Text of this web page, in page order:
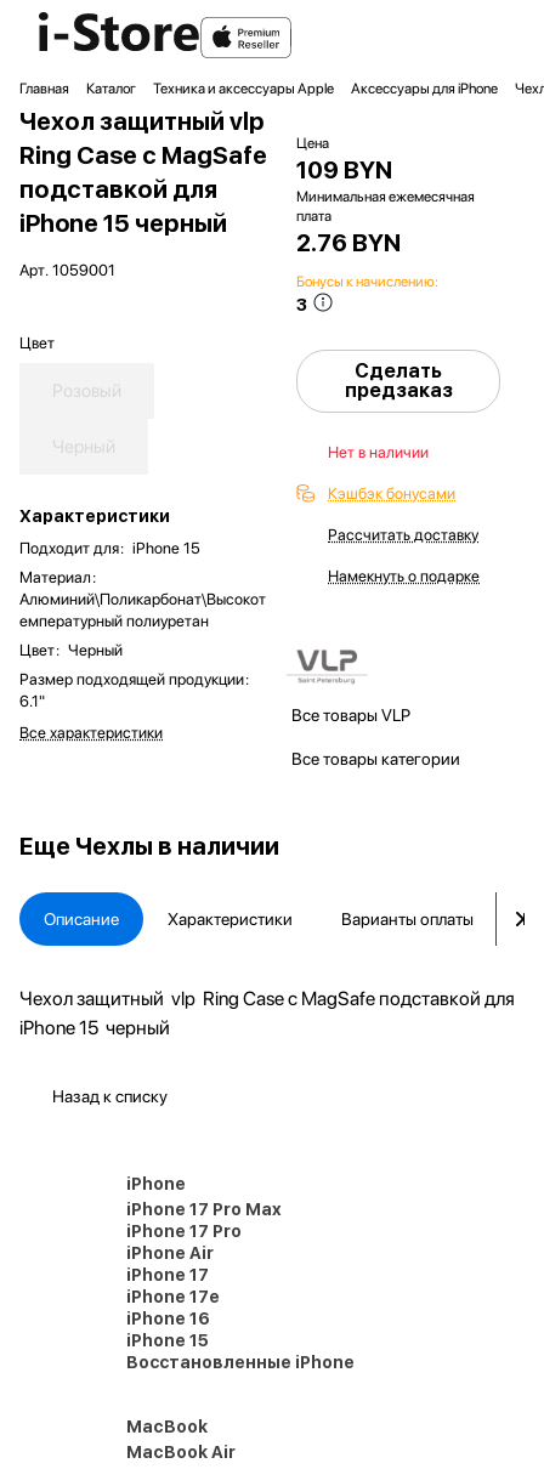
Главная Каталог Техника и аксессуары Apple Аксессуары для iPhone
Чехол защитный vlp
Ring Case с MagSafe
подставкой для
iPhone 15 черный
Арт. 1059001
Цвет
Розовый
Черный
Характеристики
Подходит для: iPhone 15
Материал :
Алюминий\Поликарбонат\Высокот
емпературный полиуретан
Цвет: Черный
Размер подходящей продукции:
6.1"
Все характеристики
Цена
109 BYN
Минимальная ежемесячная
плата
2.76 BYN
Бонусы к начислению:
3
Сделать
предзаказ
Нет в наличии
Кэшбэк бонусами
Рассчитать доставку
Намекнуть о подарке
Все товары VLP
Все товары категории
Еще Чехлы в наличии
Описание Характеристики Варианты оплаты
Чехол защитный vlp Ring Case с MagSafe подставкой для
iPhone 15 черный
Назад к списку
iPhone
iPhone 17 Pro Max
iPhone 17 Pro
iPhone Air
iPhone 17
iPhone 17e
iPhone 16
iPhone 15
Восстановленные iPhone
MacBook
MacBook Air